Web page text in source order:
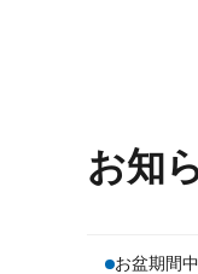
お知
お盆期間